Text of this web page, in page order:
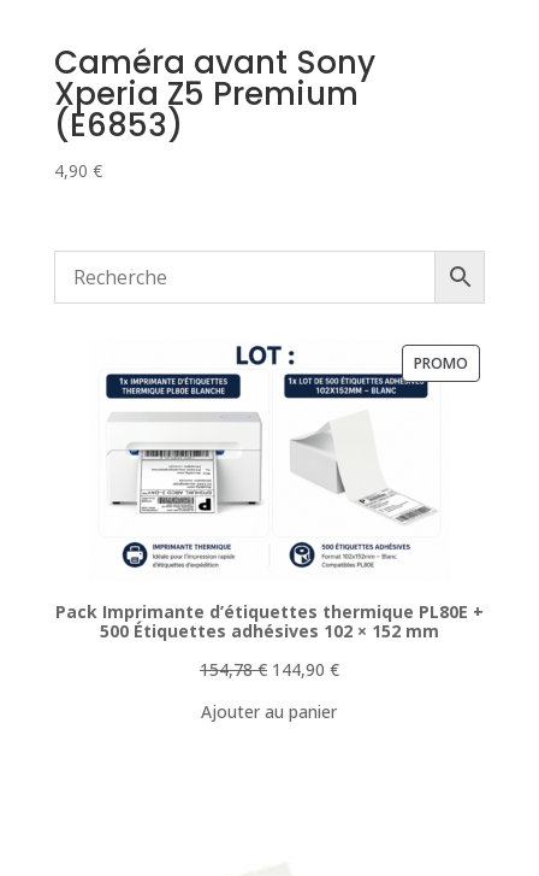
Caméra avant Sony
Xperia Z5 Premium
(E6853)
4,90 €
PROMO
Pack Imprimante d’étiquettes thermique PL80E +
500 Étiquettes adhésives 102 × 152 mm
154,78€ Le
initial
144,90 €Le
Ajouter au panier